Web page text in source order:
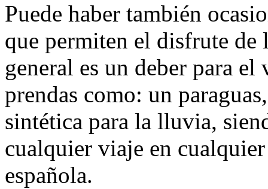
Puede haber también
que permiten el disfrute de
general es un deber para
prendas como: un
sintética para la lluvia,
cualquier viaje en
española.